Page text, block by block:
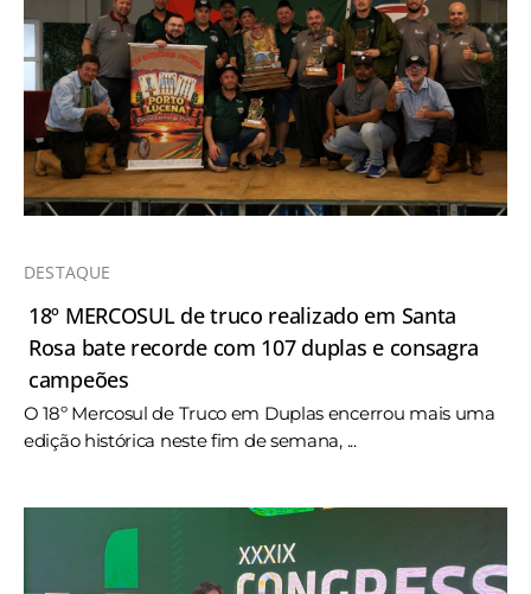
DESTAQUE
18º MERCOSUL de truco realizado em Santa
Rosa bate recorde com 107 duplas e consagra
campeões
O 18º Mercosul de Truco em Duplas encerrou mais uma
edição histórica neste fim de semana, ...